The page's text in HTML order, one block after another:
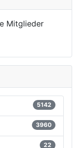
Mitglieder
5142
3960
22